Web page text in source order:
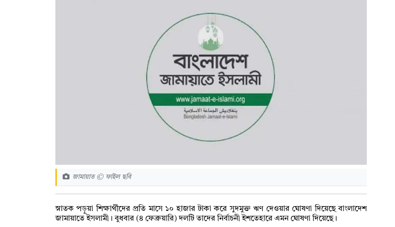
জামায়াত © ফাইল ছবি
স্নাতক পড়ুয়া শিক্ষার্থীদের প্রতি মাসে ১০ হাজার টাকা করে সুদমুক্ত ঋণ দেওয়ার ঘোষণা দিয়েছে বাংলাদেশ
জামায়াতে ইসলামী। বুধবার (৪ ফেব্রুয়ারি) দলটি তাদের নির্বাচনী ইশতেহারে এমন ঘোষণা দিয়েছে।